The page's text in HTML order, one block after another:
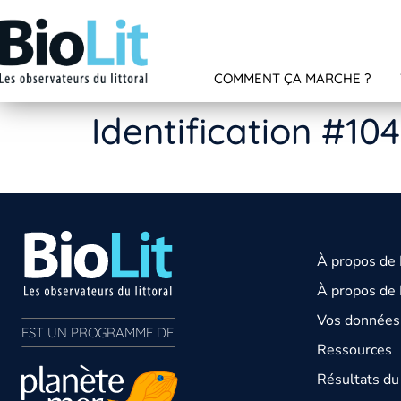
COMMENT ÇA MARCHE ?
Identification
EST UN PROGRAMME DE
À propos de
À propos de
Vos
Ressources
Résultats